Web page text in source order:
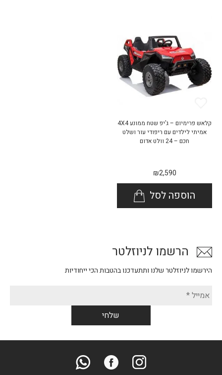
קלאש פרימיום – ג’יפ שטח ממונע 4X4
אמיתי לילדים עם ריפודי עור ושלט
חכם – 24 וולט אדום
₪2,590
הוספה לסל
הרשמו לניוזלטר
הירשמו לניוזלטר שלנו ותתעדכנו בהטבות הכי ייחודיות